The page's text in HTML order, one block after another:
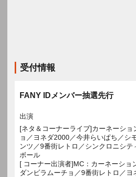
受付情報
FANY IDメンバー抽選先行
出演
[ネタ＆コーナーライブ]カーネーショ
ョ／ヨネダ2000／今井らいぱち／シ
ンツ／9番街レトロ／シンクロニシテ
ボール
[ コーナー出演者]MC：カーネーショ
ダンビラムーチョ／9番街レトロ／ヨ